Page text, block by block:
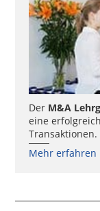
Der M&A
eine
Transaktionen.
Mehr erfahren